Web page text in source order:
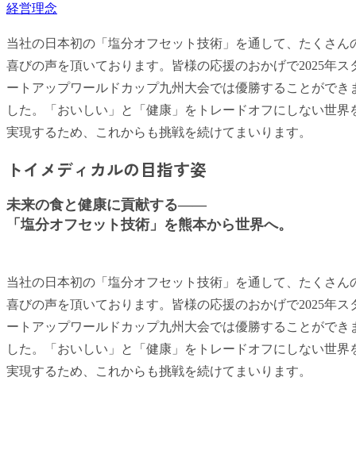
経営理念
当社の日本初の「塩分オフセット技術」を通して、たくさん
喜びの声を頂いております。皆様の応援のおかげで2025年ス
ートアップワールドカップ九州大会では優勝することができ
した。「おいしい」と「健康」をトレードオフにしない世界
実現するため、これからも挑戦を続けてまいります。
トイメディカルの目指す姿
未来の食と健康に貢献する――
「塩分オフセット技術」を熊本から世界へ。
当社の日本初の「塩分オフセット技術」を通して、たくさん
喜びの声を頂いております。皆様の応援のおかげで2025年ス
ートアップワールドカップ九州大会では優勝することができ
した。「おいしい」と「健康」をトレードオフにしない世界
実現するため、これからも挑戦を続けてまいります。